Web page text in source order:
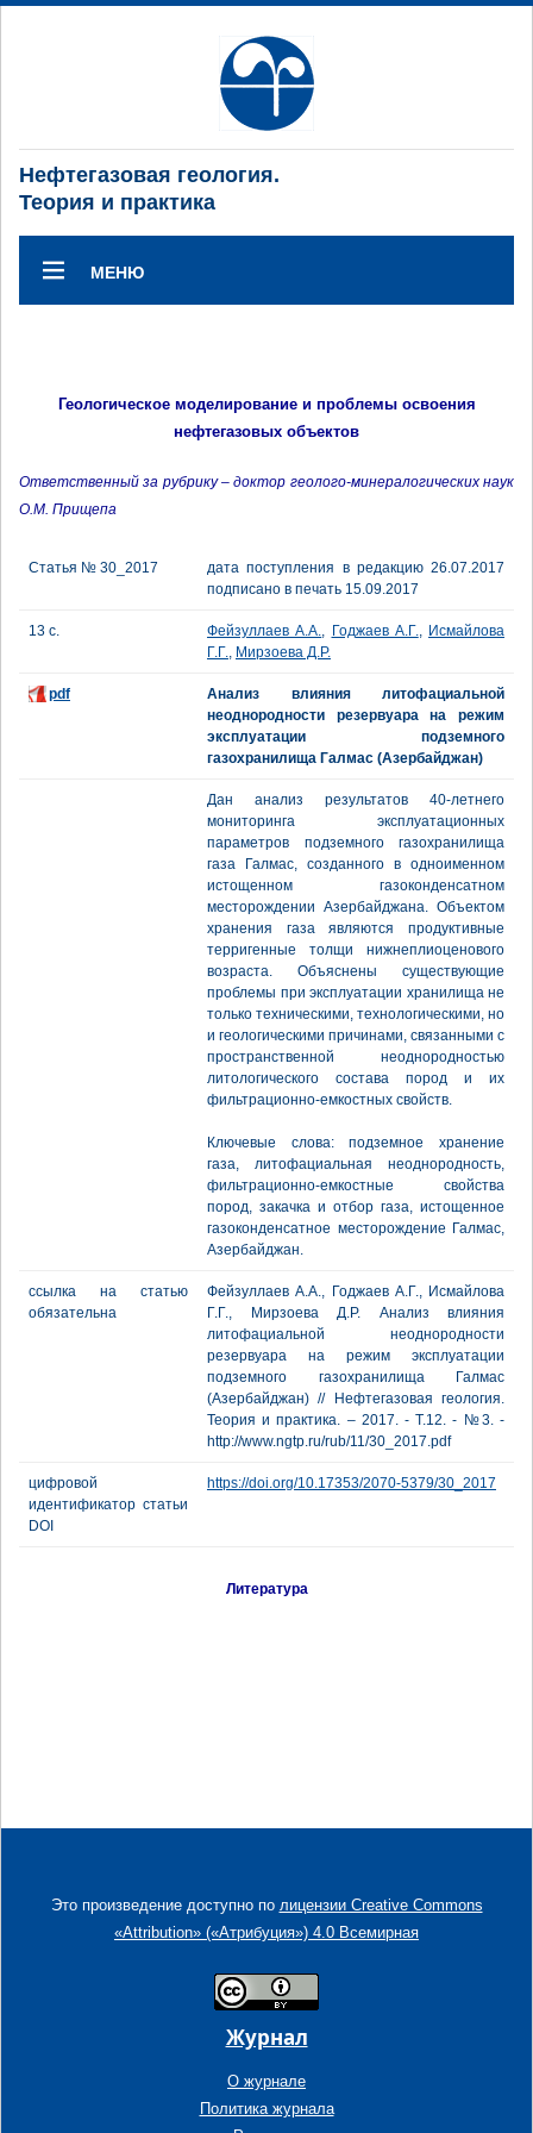
Нефтегазовая геология.
Теория и практика
МЕНЮ
Геологическое моделирование и проблемы освоения
нефтегазовых объектов
Ответственный за рубрику – доктор геолого-минералогических наук
О.М. Прищепа
Статья № 30_2017
дата поступления в редакцию 26.07.2017
подписано в печать 15.09.2017
13 с. Фейзуллаев А.А., Годжаев А.Г., Исмайлова
Г.Г., Мирзоева Д.Р.
pdf
Анализ влияния литофациальной
неоднородности резервуара на режим
эксплуатации подземного
газохранилища Галмас (Азербайджан)
Дан анализ результатов 40-летнего
мониторинга эксплуатационных
параметров подземного газохранилища
газа Галмас, созданного в одноименном
истощенном газоконденсатном
месторождении Азербайджана. Объектом
хранения газа являются продуктивные
терригенные толщи нижнеплиоценового
возраста. Объяснены существующие
проблемы при эксплуатации хранилища не
только техническими, технологическими, но
и геологическими причинами, связанными с
пространственной неоднородностью
литологического состава пород и их
фильтрационно-емкостных свойств.
Ключевые слова: подземное хранение
газа, литофациальная неоднородность,
фильтрационно-емкостные свойства
пород, закачка и отбор газа, истощенное
газоконденсатное месторождение Галмас,
Азербайджан.
ссылка на статью
обязательна
Фейзуллаев А.А., Годжаев А.Г., Исмайлова
Г.Г., Мирзоева Д.Р. Анализ влияния
литофациальной неоднородности
резервуара на режим эксплуатации
подземного газохранилища Галмас
(Азербайджан) // Нефтегазовая геология.
Теория и практика. – 2017. - Т.12. - №3. -
http://www.ngtp.ru/rub/11/30_2017.pdf
цифровой
идентификатор статьи
DOI
https://doi.org/10.17353/2070-5379/30_2017
Литература
Это произведение доступно по лицензии Creative Commons
«Attribution» («Атрибуция») 4.0 Всемирная
Журнал
О журнале
Политика журнала